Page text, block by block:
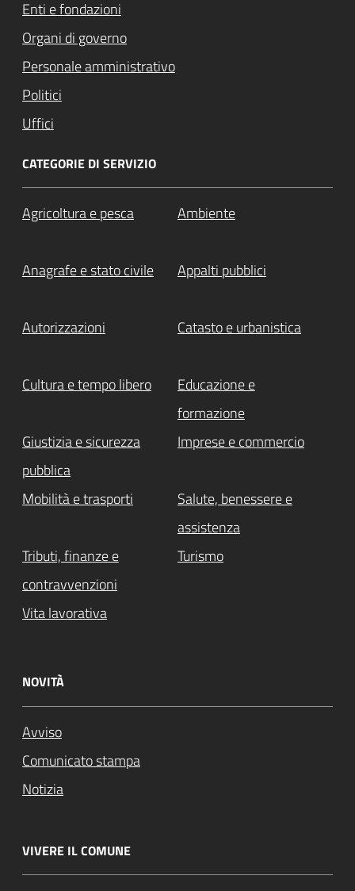
Enti e fondazioni
Organi di governo
Personale amministrativo
Politici
Uffici
CATEGORIE DI SERVIZIO
Agricoltura e pesca Ambiente
Anagrafe e stato civile Appalti pubblici
Autorizzazioni Catasto e urbanistica
Cultura e tempo libero
Educazione e
formazione
Giustizia e sicurezza
pubblica
Imprese e commercio
Mobilità e trasporti
Salute, benessere e
assistenza
Tributi, finanze e
contravvenzioni
Turismo
Vita lavorativa
NOVITÀ
Avviso
Comunicato stampa
Notizia
VIVERE IL COMUNE